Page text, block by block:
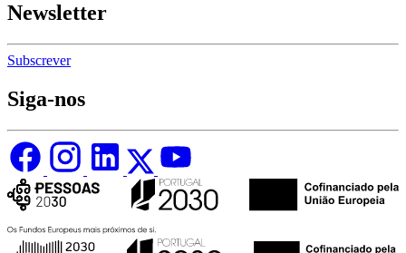
Newsletter
Subscrever
Siga-nos